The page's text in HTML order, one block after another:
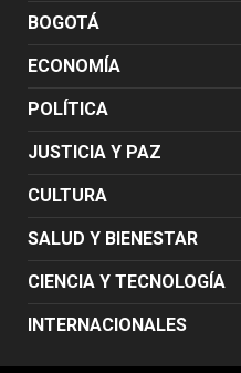
BOGOTÁ
ECONOMÍA
POLÍTICA
JUSTICIA Y PAZ
CULTURA
SALUD Y BIENESTAR
CIENCIA Y TECNOLOGÍA
INTERNACIONALES